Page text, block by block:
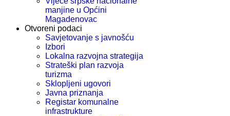
manjine u Općini
Magadenovac
Otvoreni podaci
Savjetovanje s javnošću
Izbori
Lokalna razvojna strategija
Strateški plan razvoja
turizma
Sklopljeni ugovori
Javna priznanja
Registar komunalne
infrastrukture